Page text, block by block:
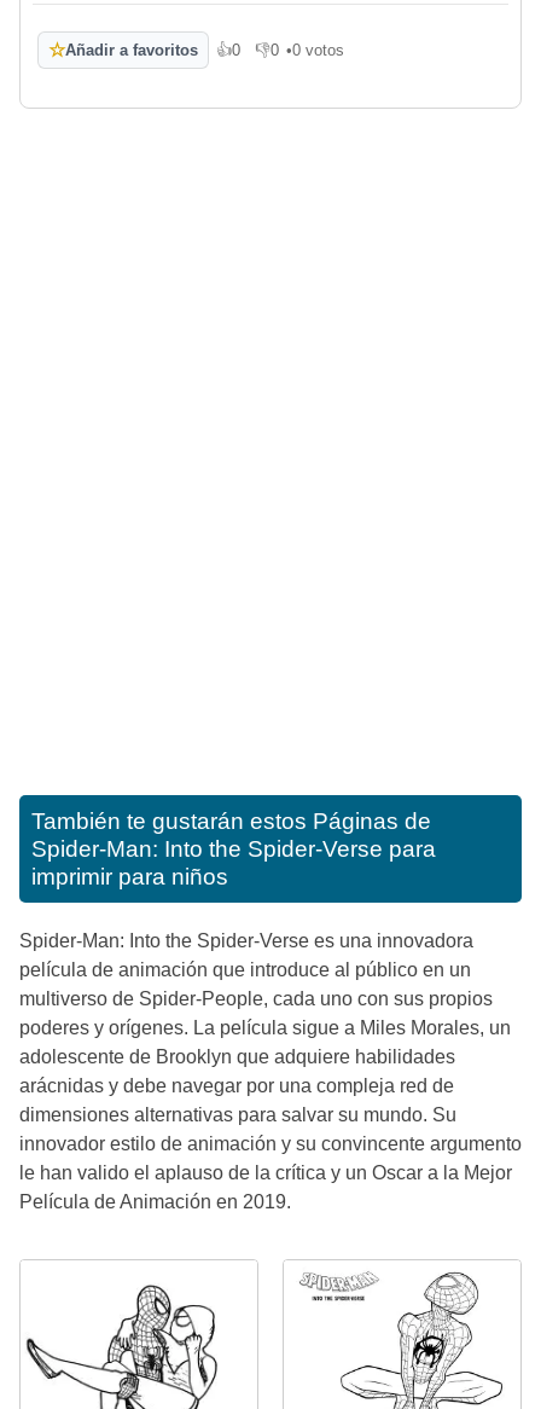
☆Añadir a favoritos 👍0
Me gusta
👎0
No me gusta
•0 votos
También te gustarán estos Páginas de
Spider-Man: Into the Spider-Verse para
imprimir para niños
Spider-Man: Into the Spider-Verse es una innovadora
película de animación que introduce al público en un
multiverso de Spider-People, cada uno con sus propios
poderes y orígenes. La película sigue a Miles Morales, un
adolescente de Brooklyn que adquiere habilidades
arácnidas y debe navegar por una compleja red de
dimensiones alternativas para salvar su mundo. Su
innovador estilo de animación y su convincente argumento
le han valido el aplauso de la crítica y un Oscar a la Mejor
Película de Animación en 2019.